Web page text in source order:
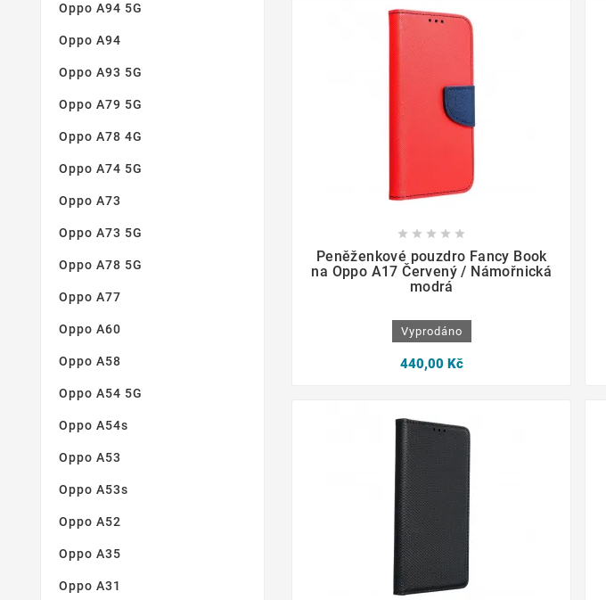
Oppo A94 5G
Oppo A94
Oppo A93 5G
Oppo A79 5G
Oppo A78 4G
Oppo A74 5G
Oppo A73
Oppo A73 5G
Oppo A78 5G
Oppo A77
Oppo A60
Oppo A58
Oppo A54 5G
Oppo A54s
Oppo A53
Oppo A53s
Oppo A52
Oppo A35
Oppo A31
 
    
Peněženkové pouzdro Fancy Book
na Oppo A17 Červený / Námořnická
modrá
Vyprodáno
440,00 Kč